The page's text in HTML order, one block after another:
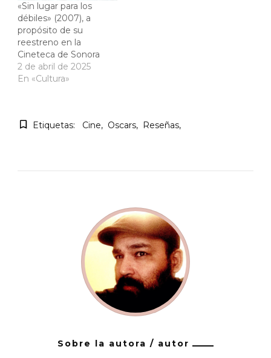
«Sin lugar para los
débiles» (2007), a
propósito de su
reestreno en la
Cineteca de Sonora
2 de abril de 2025
En «Cultura»
Etiquetas: Cine Oscars Reseñas
Sobre la autora / autor